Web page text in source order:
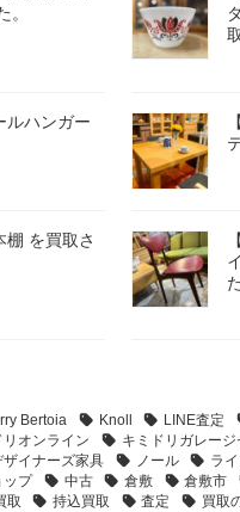
。
ルハンガー
棚 を買取さ
Bertoia Knoll LINE査定
リオンライン キミドリガレージ
ザイナーズ家具 ノール ラ
ップ 中古 倉敷 倉敷市
取 持込買取 査定 買取